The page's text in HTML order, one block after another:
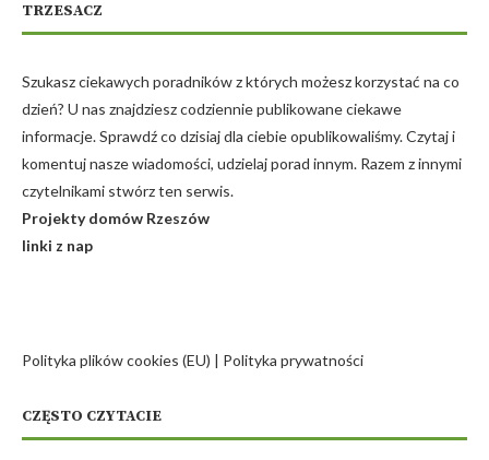
TRZESACZ
Szukasz ciekawych poradników z których możesz korzystać na co
dzień? U nas znajdziesz codziennie publikowane ciekawe
informacje. Sprawdź co dzisiaj dla ciebie opublikowaliśmy. Czytaj i
komentuj nasze wiadomości, udzielaj porad innym. Razem z innymi
czytelnikami stwórz ten serwis.
Projekty domów Rzeszów
linki z nap
Polityka plików cookies (EU) | Polityka prywatności
CZĘSTO CZYTACIE